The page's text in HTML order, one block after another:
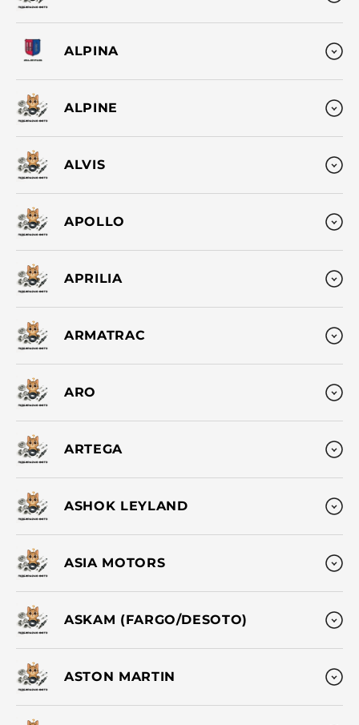
ALPINA
ALPINE
ALVIS
APOLLO
APRILIA
ARMATRAC
ARO
ARTEGA
ASHOK LEYLAND
ASIA MOTORS
ASKAM (FARGO/DESOTO)
ASTON MARTIN